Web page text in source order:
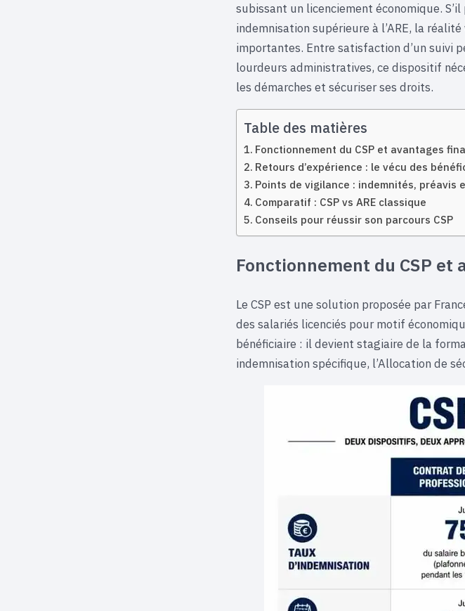
subissant un licenciement économique.
indemnisation supérieure à l’ARE, la
importantes. Entre satisfaction d’un suivi
lourdeurs administratives, ce dispositif
les démarches et sécuriser ses droits.
Table des matières
Fonctionnement du CSP et avantages
Retours d’expérience : le vécu des
Points de vigilance : indemnités, préavis
Comparatif : CSP vs ARE classique
Conseils pour réussir son parcours CSP
Fonctionnement du CSP et
Le CSP est une solution proposée par
des salariés licenciés pour motif
bénéficiaire : il devient stagiaire de la
indemnisation spécifique, l’Allocation de